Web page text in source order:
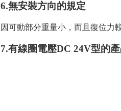
6.無安裝方向的規定
因可動部分重量小，而且復位力
7.有線圈電壓DC 24V型的產